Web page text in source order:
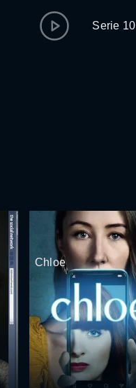
Serie 10
Chloe